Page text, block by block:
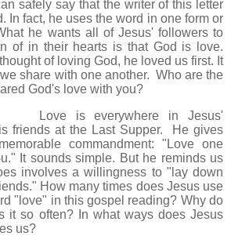
safely say that the writer of this letter
In fact, he uses the word in one form or
he wants all of Jesus' followers to
of in their hearts is that God is love.
of loving God, he loved us first. It
share with one another. Who are the
God's love with you?
is everywhere in Jesus'
friends at the Last Supper. He gives
commandment: "Love one
It sounds simple. But he reminds us
involves a willingness to "lay down
How many times does Jesus use
"love" in this gospel reading? Why do
it so often? In what ways does Jesus
us?